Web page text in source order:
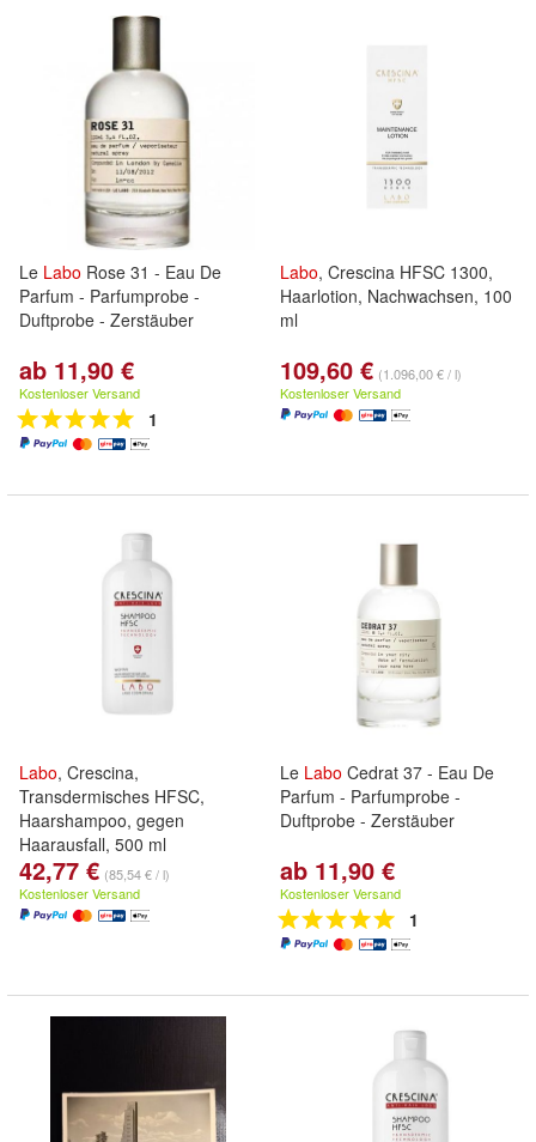
Le Labo Rose 31 - Eau De
Parfum - Parfumprobe -
Duftprobe - Zerstäuber
ab 11,90 €
Kostenloser Versand
1
Labo, Crescina HFSC 1300,
Haarlotion, Nachwachsen, 100
ml
109,60 € (1.096,00 € / l)
Kostenloser Versand
Labo, Crescina,
Transdermisches HFSC,
Haarshampoo, gegen
Haarausfall, 500 ml
42,77 € (85,54 € / l)
Kostenloser Versand
Le Labo Cedrat 37 - Eau De
Parfum - Parfumprobe -
Duftprobe - Zerstäuber
ab 11,90 €
Kostenloser Versand
1